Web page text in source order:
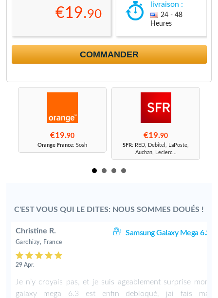
€19.90
livraison :
24 - 48
Heures
COMMANDER
€19.90
Orange France: Sosh
€19.90
SFR: RED, Debitel, LaPoste,
Auchan, Leclerc...
C'EST VOUS QUI LE DITES: NOUS SOMMES DOUÉS !
Christine R. Samsung Galaxy Mega 6.3
Garchizy, France
29 Apr.
Je n’y croyais pas, et je suis ageablement surprise mon
galaxy mega 6.3 est enfin debloqué, jai fais ma